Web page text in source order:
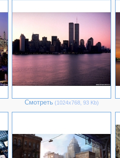
Смотреть (1024х768, 93 Kb)